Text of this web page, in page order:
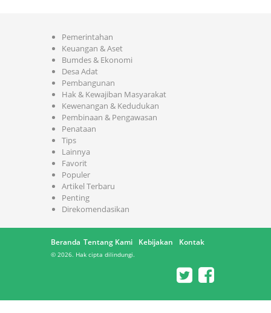
Pemerintahan
Keuangan & Aset
Bumdes & Ekonomi
Desa Adat
Pembangunan
Hak & Kewajiban Masyarakat
Kewenangan & Kedudukan
Pembinaan & Pengawasan
Penataan
Tips
Lainnya
Favorit
Populer
Artikel Terbaru
Penting
Direkomendasikan
Beranda Tentang Kami Kebijakan Kontak
© 2026. Hak cipta dilindungi.